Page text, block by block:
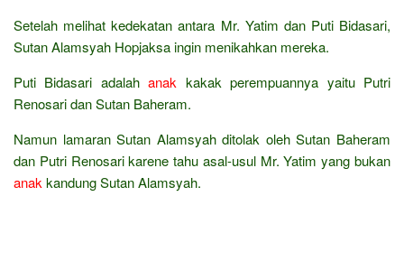
Setelah melihat kedekatan antara Mr. Yatim dan Puti Bidasari,
Sutan Alamsyah Hopjaksa ingin menikahkan mereka.
Puti Bidasari adalahanak kakak perempuannya yaitu Putri
Renosari dan Sutan Baheram.
Namun lamaran Sutan Alamsyah ditolak oleh Sutan Baheram
dan Putri Renosari karene tahu asal-usul Mr. Yatim yang bukan
anak kandung Sutan Alamsyah.